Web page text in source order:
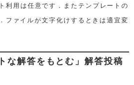
利用は任意です．またテンプレートの
ファイルが文字化けするときは適宜変
な解答をもとむ」解答投稿